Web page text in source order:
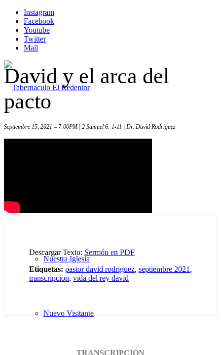
Instagram
Facebook
Youtube
Twitter
Mail
Nuestra Iglesia
Nuevo Visitante
David y el arca del
pacto
Septiembre 15, 2021 – 7:00PM | 2 Samuel 6: 1-11 | Dr. David Rodríguez
Descargar Texto: Sermón en PDF
Etiquetas: pastor david rodriguez, septiembre 2021 ,
transcripcion, vida del rey david
TRANSCRIPCIÓN